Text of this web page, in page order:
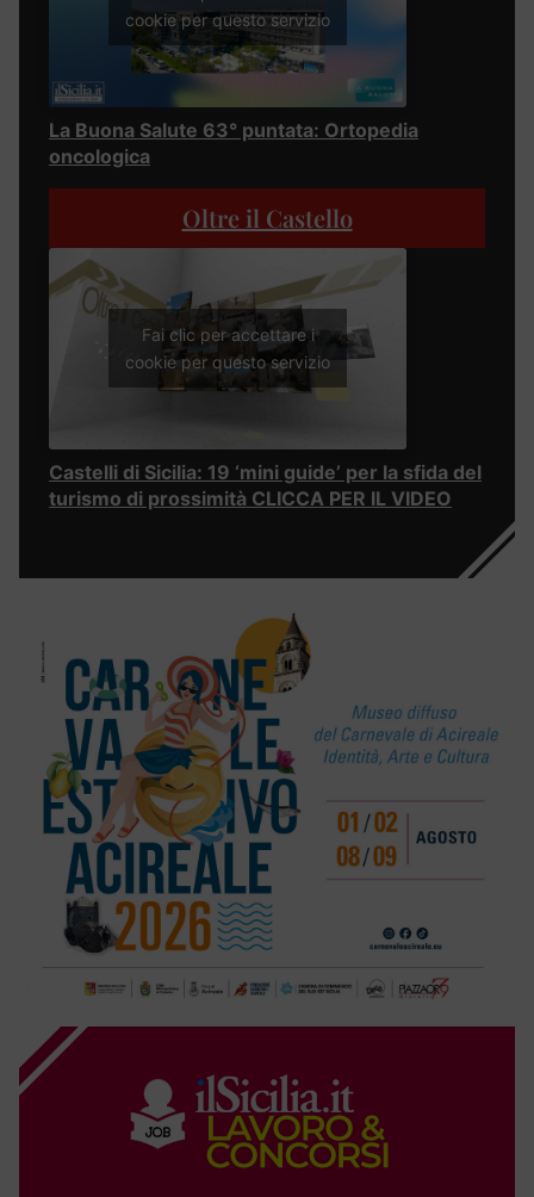
cookie per questo servizio
La Buona Salute 63° puntata: Ortopedia
oncologica
Oltre il Castello
Fai clic per accettare i
cookie per questo servizio
Castelli di Sicilia: 19 ‘mini guide’ per la sfida del
turismo di prossimità CLICCA PER IL VIDEO